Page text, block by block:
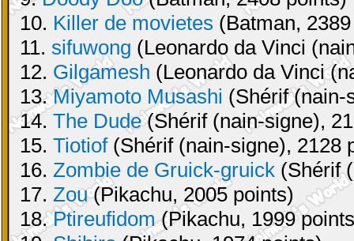
10. Killer de movietes (Batman,
11. sifuwong (Leonardo da Vinci
12. Gilgamesh (Leonardo da Vinci
13.Miyamoto Musashi (Shérif (nain-
14. The Dude(Shérif (nain-signe),
15. Tiotiof(Shérif (nain-signe), 2128
16. Zombie de Gruick-gruick (Shérif
17. Zou(Pikachu, 2005 points)
18.Ptireufidom(Pikachu, 1999